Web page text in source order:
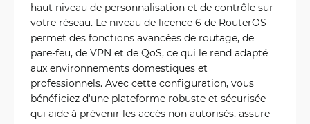
haut niveau de personnalisation et de contrôle sur
votre réseau. Le niveau de licence 6 de RouterOS
permet des fonctions avancées de routage, de
pare-feu, de VPN et de QoS, ce qui le rend adapté
aux environnements domestiques et
professionnels. Avec cette configuration, vous
bénéficiez d'une plateforme robuste et sécurisée
qui aide à prévenir les accès non autorisés, assure